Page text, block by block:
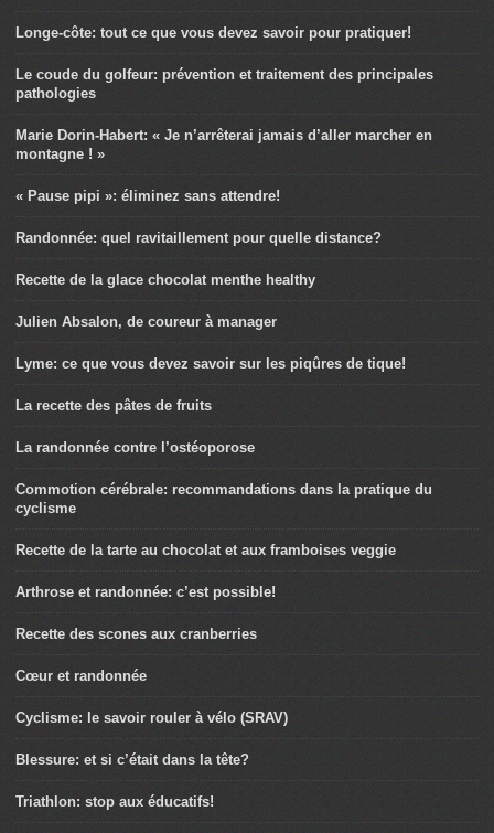
Longe-côte: tout ce que vous devez savoir pour pratiquer!
Le coude du golfeur: prévention et traitement des principales
pathologies
Marie Dorin-Habert: « Je n’arrêterai jamais d’aller marcher en
montagne ! »
« Pause pipi »: éliminez sans attendre!
Randonnée: quel ravitaillement pour quelle distance?
Recette de la glace chocolat menthe healthy
Julien Absalon, de coureur à manager
Lyme: ce que vous devez savoir sur les piqûres de tique!
La recette des pâtes de fruits
La randonnée contre l’ostéoporose
Commotion cérébrale: recommandations dans la pratique du
cyclisme
Recette de la tarte au chocolat et aux framboises veggie
Arthrose et randonnée: c’est possible!
Recette des scones aux cranberries
Cœur et randonnée
Cyclisme: le savoir rouler à vélo (SRAV)
Blessure: et si c’était dans la tête?
Triathlon: stop aux éducatifs!